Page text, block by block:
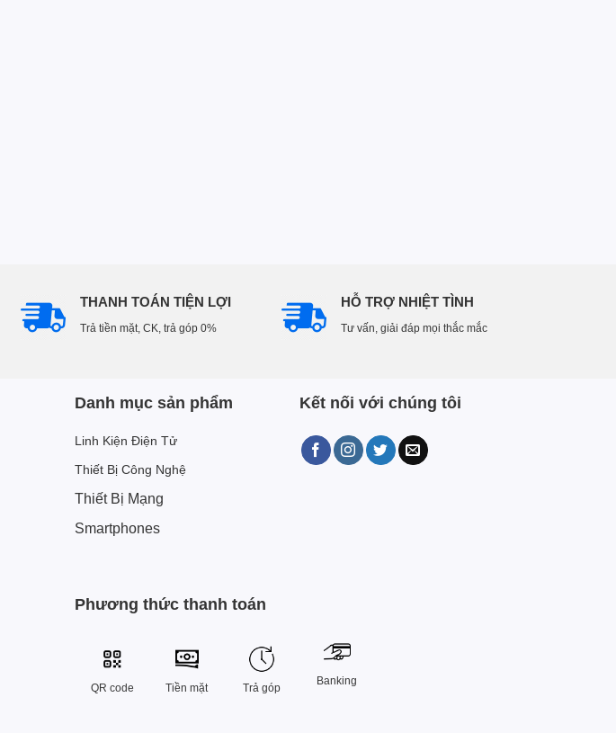
THANH TOÁN TIỆN LỢI
Trả tiền mặt, CK, trả góp 0%
HỖ TRỢ NHIỆT TÌNH
Tư vấn, giải đáp mọi thắc mắc
Danh mục sản phẩm
Linh Kiện Điện Tử
Thiết Bị Công Nghệ
Thiết Bị Mạng
Smartphones
Kết nối với chúng tôi
Phương thức thanh toán
QR code Tiền mặt Trả góp
Banking